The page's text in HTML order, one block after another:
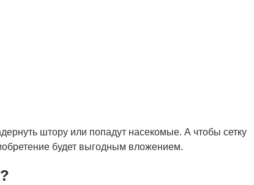
штору или попадут насекомые. А чтобы сетку
будет выгодным вложением.